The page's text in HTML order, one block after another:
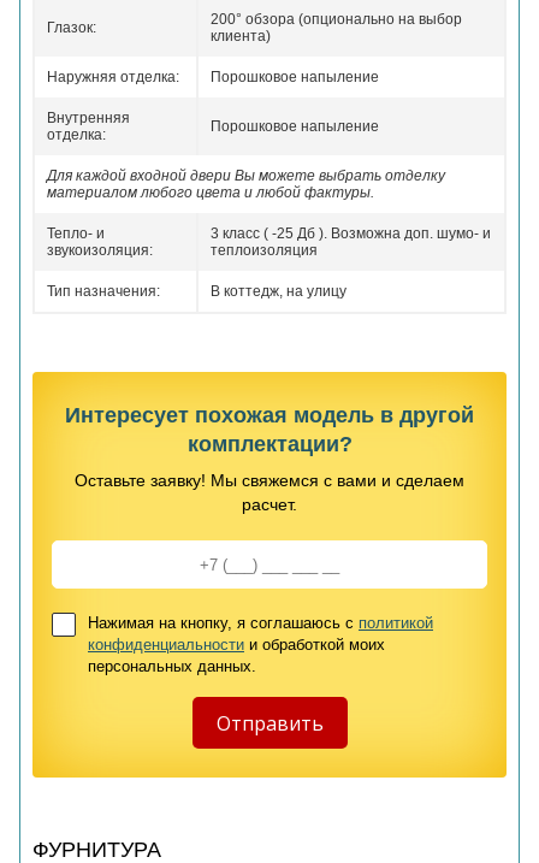
Глазок:
200° обзора (опционально на выбор
клиента)
Наружняя отделка: Порошковое напыление
Внутренняя
отделка:
Порошковое напыление
Для каждой входной двери Вы можете выбрать отделку
материалом любого цвета и любой фактуры.
Тепло- и
звукоизоляция:
3 класс ( -25 Дб ). Возможна доп. шумо- и
теплоизоляция
Тип назначения: В коттедж, на улицу
Интересует похожая модель в другой
комплектации?
Оставьте заявку! Мы свяжемся с вами и сделаем
расчет.
Нажимая на кнопку, я соглашаюсь с политикой
конфиденциальности и обработкой моих
персональных данных.
ФУРНИТУРА